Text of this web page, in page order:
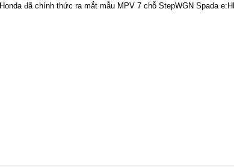
Honda đã chính thức ra mắt mẫu MPV 7 chỗ StepWGN Spada